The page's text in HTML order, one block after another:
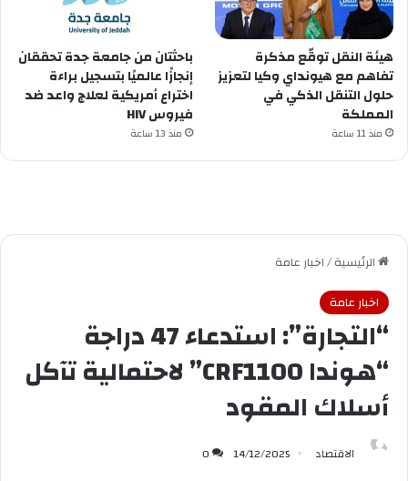
هيئة النقل توقّع مذكرة
تفاهم مع هيونداي وكيا لتعزيز
حلول التنقل الذكي في
المملكة
منذ 11 ساعة
باحثتان من جامعة جدة تحققان
إنجازًا عالميًا بتسجيل براءة
اختراع أمريكية لعلاج واعد ضد
فيروس HIV
منذ 13 ساعة